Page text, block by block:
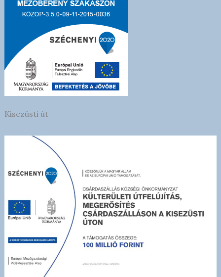
Kisezüsti út